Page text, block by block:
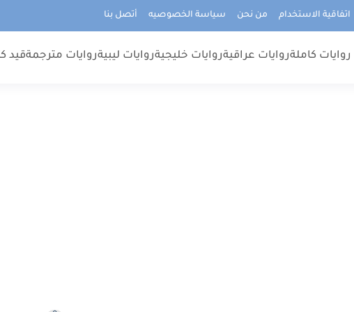
اتفاقية الاستخدام من نحن سياسة الخصوصيه أتصل بنا
روايات كاملةروايات عراقيةروايات خليجيةروايات ليبيةروايات مترجمةقيد